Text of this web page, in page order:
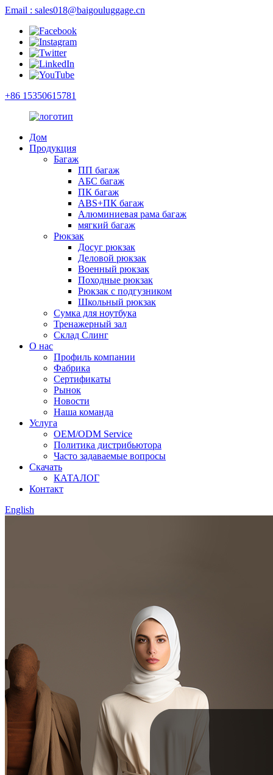
Email : sales018@baigouluggage.cn
+86 15350615781
Дом
Продукция
Багаж
ПП багаж
АБС багаж
ПК багаж
ABS+ПК багаж
Алюминиевая рама багаж
мягкий багаж
Рюкзак
Досуг рюкзак
Деловой рюкзак
Военный рюкзак
Походные рюкзак
Рюкзак с подгузником
Школьный рюкзак
Сумка для ноутбука
Тренажерный зал
Склад Слинг
О нас
Профиль компании
Фабрика
Сертификаты
Рынок
Новости
Наша команда
Услуга
OEM/ODM Service
Политика дистрибьютора
Часто задаваемые вопросы
Скачать
КАТАЛОГ
Контакт
English